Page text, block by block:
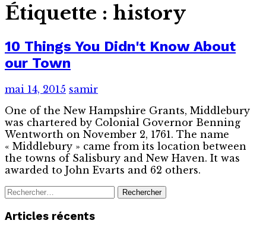
Étiquette : history
10 Things You Didn't Know About
our Town
mai 14, 2015 samir
One of the New Hampshire Grants, Middlebury
was chartered by Colonial Governor Benning
Wentworth on November 2, 1761. The name
« Middlebury » came from its location between
the towns of Salisbury and New Haven. It was
awarded to John Evarts and 62 others.
Rechercher :
Articles récents